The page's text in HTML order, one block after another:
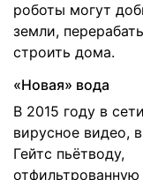
роботы могут
земли,
строить дома.
«Новая» вода
В 2015 году в
вирусное видео,
Гейтс пьётводу,
отфильтрованную